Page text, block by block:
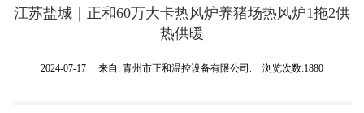
江苏盐城｜正和60万大卡热风炉养猪场热风炉1拖2供
热供暖
2024-07-17 来自: 青州市正和温控设备有限公司. 浏览次数:1880